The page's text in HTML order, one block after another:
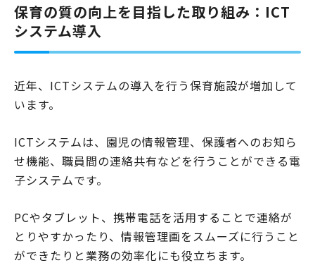
入れているなどさまざまな特色がある場合もあり、保育以外の専門的な
知識や技能を必要とする場面もあるかもしれません。自分の興味のある
分野や必要とする技能を考え、保育士としてスキルアッ…
保育の質の向上を目指した取り組み：ICT
システム導入
近年、ICTシステムの導入を行う保育施設が増加して
います。
ICTシステムは、園児の情報管理、保護者へのお知ら
せ機能、職員間の連絡共有などを行うことができる電
子システムです。
PCやタブレット、携帯電話を活用することで連絡が
とりやすかったり、情報管理画をスムーズに行うこと
ができたりと業務の効率化にも役立ちます。